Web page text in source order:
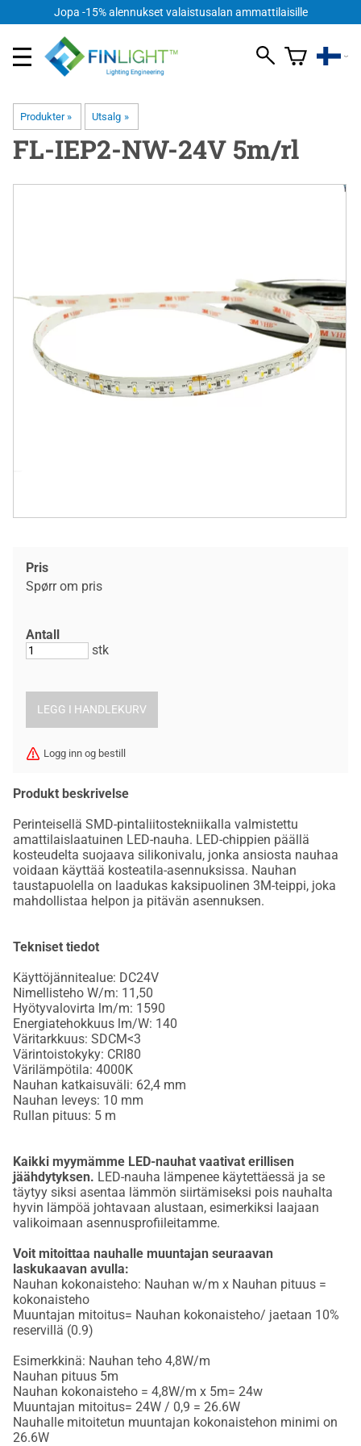
Jopa -15% alennukset valaistusalan ammattilaisille
Produkter ‪» Utsalg ‪»
FL-IEP2-NW-24V 5m/rl
Pris
Spørr om pris
Antall
stk
Logg inn og bestill
Produkt beskrivelse
Perinteisellä SMD-pintaliitostekniikalla valmistettu
amattilaislaatuinen LED-nauha. LED-chippien päällä
kosteudelta suojaava silikonivalu, jonka ansiosta nauhaa
voidaan käyttää kosteatila-asennuksissa. Nauhan
taustapuolella on laadukas kaksipuolinen 3M-teippi, joka
mahdollistaa helpon ja pitävän asennuksen.
Tekniset tiedot
Käyttöjännitealue: DC24V
Nimellisteho W/m: 11,50
Hyötyvalovirta lm/m: 1590
Energiatehokkuus lm/W: 140
Väritarkkuus: SDCM<3
Värintoistokyky: CRI80
Värilämpötila: 4000K
Nauhan katkaisuväli: 62,4 mm
Nauhan leveys: 10 mm
Rullan pituus: 5 m
Kaikki myymämme LED-nauhat vaativat erillisen
jäähdytyksen. LED-nauha lämpenee käytettäessä ja se
täytyy siksi asentaa lämmön siirtämiseksi pois nauhalta
hyvin lämpöä johtavaan alustaan, esimerkiksi laajaan
valikoimaan asennusprofiileitamme.
Voit mitoittaa nauhalle muuntajan seuraavan
laskukaavan avulla:
Nauhan kokonaisteho: Nauhan w/m x Nauhan pituus =
kokonaisteho
Muuntajan mitoitus= Nauhan kokonaisteho/ jaetaan 10%
reservillä (0.9)
Esimerkkinä: Nauhan teho 4,8W/m
Nauhan pituus 5m
Nauhan kokonaisteho = 4,8W/m x 5m= 24w
Muuntajan mitoitus= 24W / 0,9 = 26.6W
Nauhalle mitoitetun muuntajan kokonaistehon minimi on
26.6W